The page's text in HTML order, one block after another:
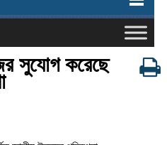
সুযোগ করেছে